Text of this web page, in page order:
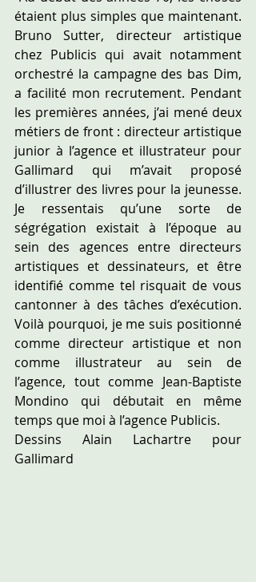
étaient plus simples que maintenant.
Bruno Sutter, directeur artistique
chez Publicis qui avait notamment
orchestré la campagne des bas Dim,
a facilité mon recrutement. Pendant
les premières années, j’ai mené deux
métiers de front : directeur artistique
junior à l’agence et illustrateur pour
Gallimard qui m’avait proposé
d’illustrer des livres pour la jeunesse.
Je ressentais qu’une sorte de
ségrégation existait à l’époque au
sein des agences entre directeurs
artistiques et dessinateurs, et être
identifié comme tel risquait de vous
cantonner à des tâches d’exécution.
Voilà pourquoi, je me suis positionné
comme directeur artistique et non
comme illustrateur au sein de
l’agence, tout comme Jean-Baptiste
Mondino qui débutait en même
temps que moi à l’agence Publicis.
Dessins Alain Lachartre pour
Gallimard